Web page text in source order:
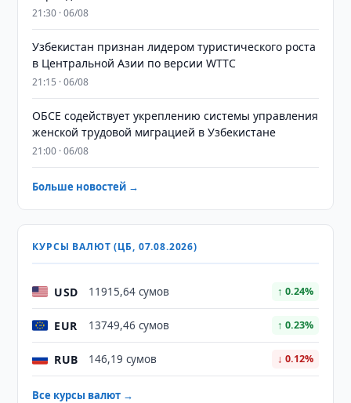
21:30 · 06/08
Узбекистан признан лидером туристического роста
в Центральной Азии по версии WTTC
21:15 · 06/08
ОБСЕ содействует укреплению системы управления
женской трудовой миграцией в Узбекистане
21:00 · 06/08
Больше новостей →
КУРСЫ ВАЛЮТ (ЦБ, 07.08.2026)
USD 11915,64 сумов ↑ 0.24%
EUR 13749,46 сумов ↑ 0.23%
RUB 146,19 сумов ↓ 0.12%
Все курсы валют →